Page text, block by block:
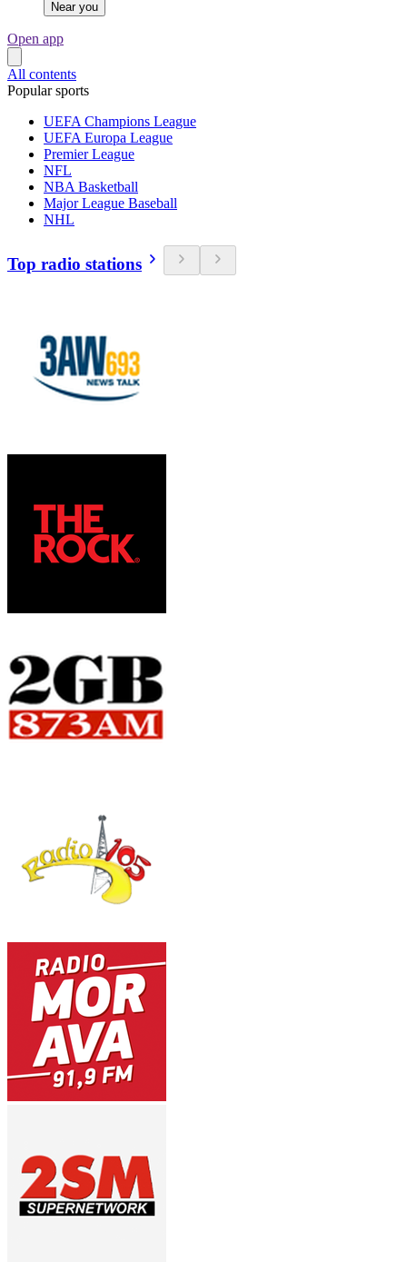
Near you
Open app
All contents
Popular sports
UEFA Champions League
UEFA Europa League
Premier League
NFL
NBA Basketball
Major League Baseball
NHL
Top radio stations